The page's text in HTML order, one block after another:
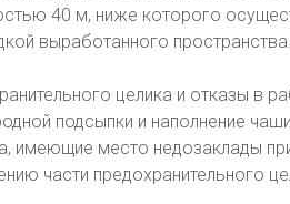
40 м, ниже которого
выработанного пространства.
целика и отказы в
подсыпки и наполнение
имеющие место недозаклады
части предохранительного